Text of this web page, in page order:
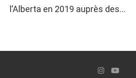
l’Alberta en 2019 auprès des…